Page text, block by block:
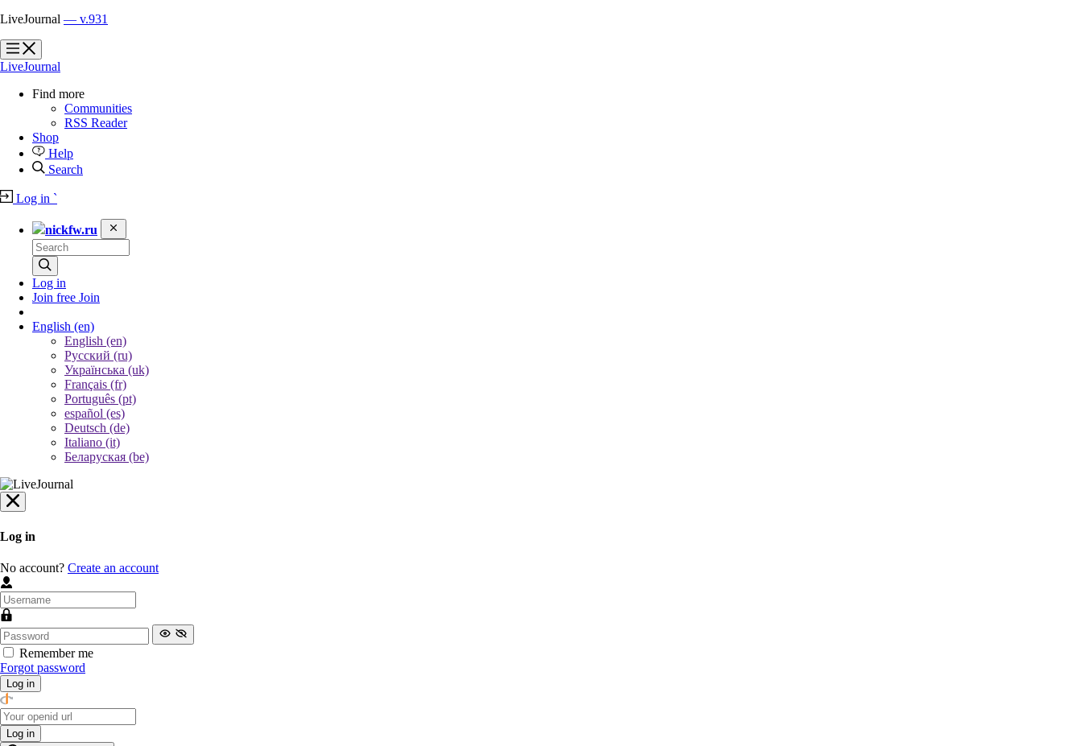
LiveJournal — v.931
?
?
LiveJournal
Find more
Communities
RSS Reader
Shop
Help
Search
Log in `
nickfw.ru
Log in
Join free Join
English (en)
English (en)
Русский (ru)
Українська (uk)
Français (fr)
Português (pt)
español (es)
Deutsch (de)
Italiano (it)
Беларуская (be)
Log in
No account? Create an account
Remember me
Forgot password
Log in
Log in